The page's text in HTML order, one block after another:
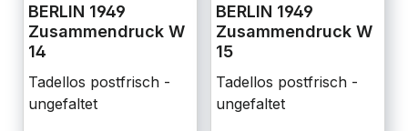
BERLIN 1949
Zusammendruck W
14
Tadellos postfrisch -
ungefaltet
BERLIN 1949
Zusammendruck W
15
Tadellos postfrisch -
ungefaltet